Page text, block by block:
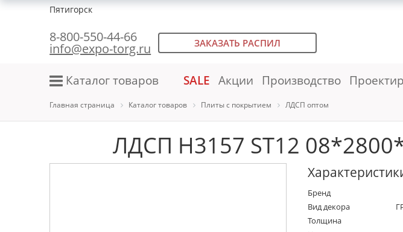
Пятигорск
8-800-550-44-66
info@expo-torg.ru ЗАКАЗАТЬ РАСПИЛ
Каталог товаров SALE Акции Производство
Главная страница Каталог товаров Плиты с покрытием ЛДСП оптом
ЛДСП H3157 ST12
Бренд
Вид декора
Толщина